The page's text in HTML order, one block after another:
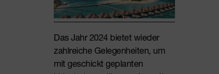
Das Jahr 2024 bietet wieder
zahlreiche Gelegenheiten, um
mit geschickt geplanten